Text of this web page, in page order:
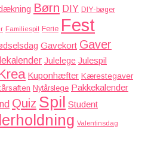
Børn DIY DIY-bøger
Familiespil Ferie Fest
Gavekort Gaver
Julelege Julespil
Kuponhæfter Kærestegaver
Nytårslege Pakkekalender
Quiz Spil Student
Valentinsdag